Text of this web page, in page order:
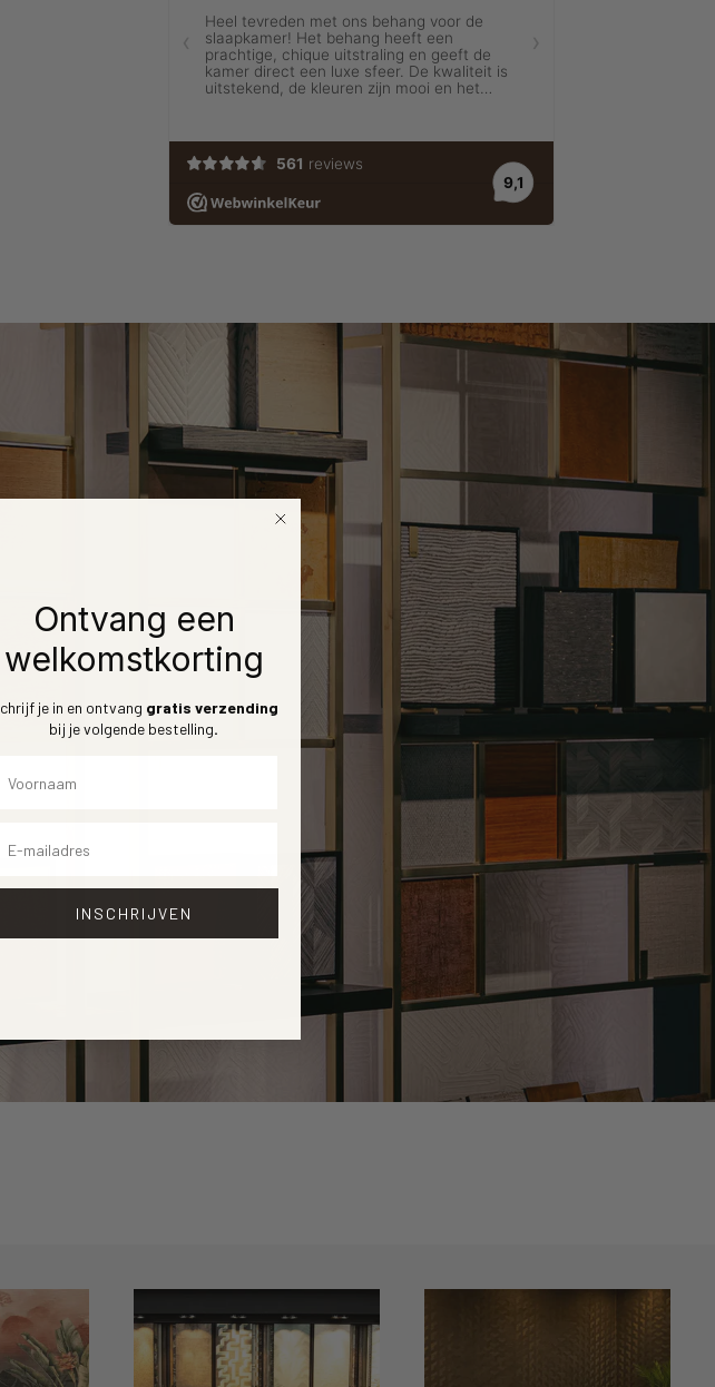
Ontvang een
welkomstkorting
je in en ontvang gratis verzending
bij je volgende bestelling.
INSCHRIJVEN